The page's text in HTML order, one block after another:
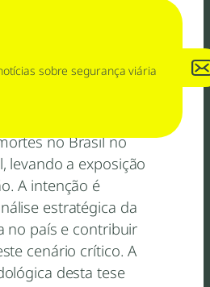
sobre segurança viária
gerais e
no Brasil no
levando a exposição
A intenção é
estratégica da
no país e contribuir
cenário crítico. A
desta tese